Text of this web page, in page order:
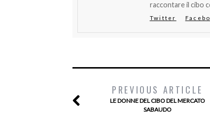
raccontare il cibo
Twitter
PREVIOUS ARTICLE
LE DONNE DEL CIBO DEL MERCATO
SABAUDO